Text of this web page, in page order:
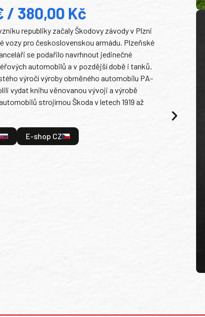
/ 380,00 Kč
republiky začaly Škodovy závody v Plzni
vozy pro československou armádu. Plzeňské
se podařilo navrhnout jedinečné
automobilů a v pozdější době i tanků.
výročí výroby obrněného automobilu PA-
vydat knihu věnovanou vývoji a výrobě
strojírnou Škoda v letech 1919 až
E-shop CZ